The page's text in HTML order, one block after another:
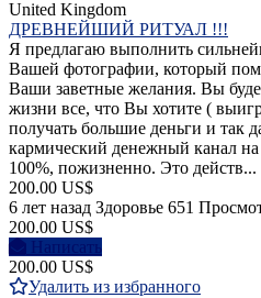
United Kingdom
ДРЕВНЕЙШИЙ РИТУАЛ !!!
Я предлагаю выполнить
Вашей фотографии, который
Ваши заветные желания. Вы
жизни все, что Вы хотите (
получать большие деньги и так
кармический денежный канал на
100%, пожизненно. Это действ...
200.00 US$
6 лет назад Здоровье 651
200.00 US$
Написать
200.00 US$
Удалить из избранного